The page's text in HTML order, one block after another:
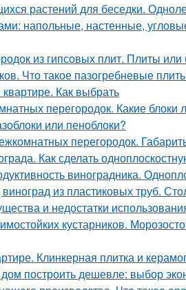
растений для беседки.
напольные, настенные,
из гипсовых плит. Плиты или
Что такое пазогребневые
Как выбрать
перегородок. Какие блоки
или пеноблоки?
перегородок.
Как сделать
виноградника.
из пластиковых труб.
и недостатки
кустарников.
Клинкерная плитка и
построить дешевле: выбор